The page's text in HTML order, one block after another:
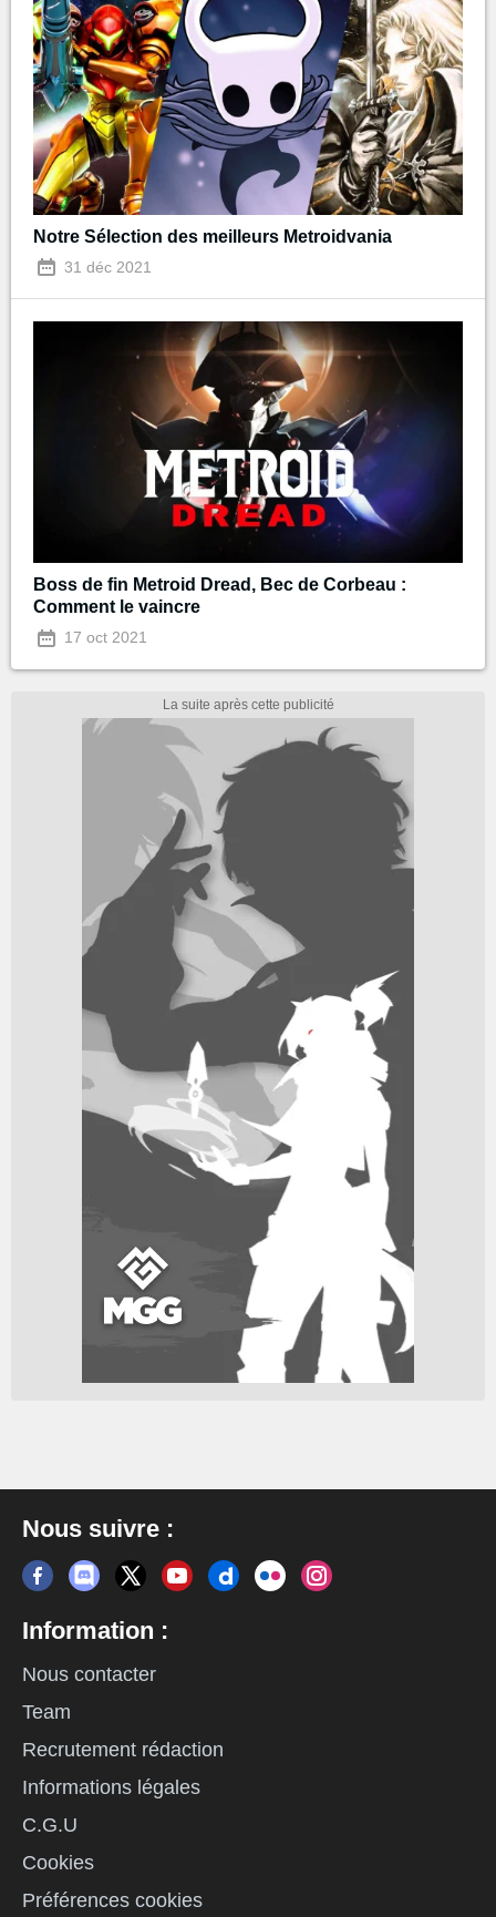
Notre Sélection des meilleurs Metroidvania
31 déc 2021
Boss de fin Metroid Dread, Bec de Corbeau :
Comment le vaincre
17 oct 2021
Nous suivre :
Information :
Nous contacter
Team
Recrutement rédaction
Informations légales
C.G.U
Cookies
Préférences cookies